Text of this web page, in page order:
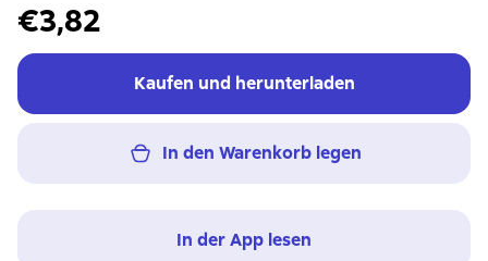
€3,82
Kaufen und herunterladen
In den Warenkorb legen
In der App lesen